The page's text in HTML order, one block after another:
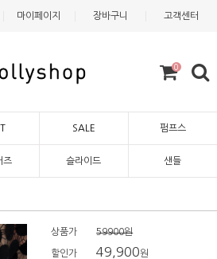
마이페이지 장바구니 고객센터
0
SALE 펌프스
즈 슬라이드 샌들
상품가 59900원
할인가 49,900원